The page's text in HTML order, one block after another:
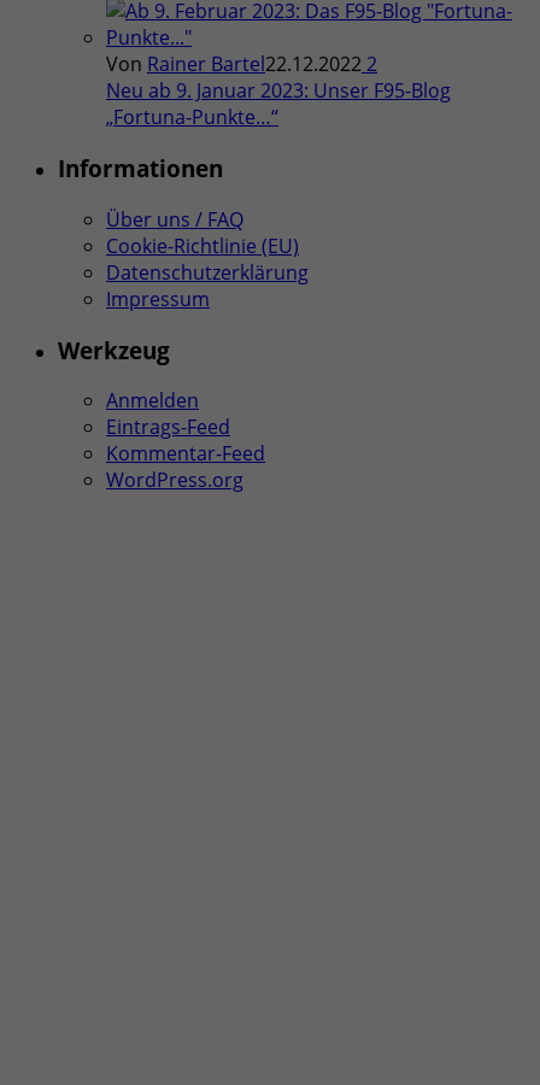
Von Rainer Bartel22.12.2022 2
Neu ab 9. Januar 2023: Unser F95-Blog
„Fortuna-Punkte…“
Informationen
Über uns / FAQ
Cookie-Richtlinie (EU)
Datenschutzerklärung
Impressum
Werkzeug
Anmelden
Eintrags-Feed
Kommentar-Feed
WordPress.org